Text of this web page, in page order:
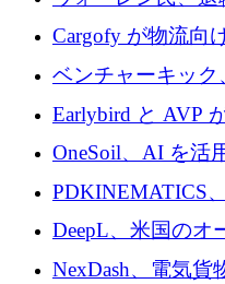
めに1,000万ユー
Cargofy が物流向
万ドルを獲得
ベンチャーキック
ユーロでMinisaを
Earlybird と AVP
重用途の成長基
OneSoil、AI を活
大に​​ 100 万ユーロ
PDKINEMATICS
200 万ユーロを調達
DeepL、米国のオ
ーミング事業
NexDash、電気貨